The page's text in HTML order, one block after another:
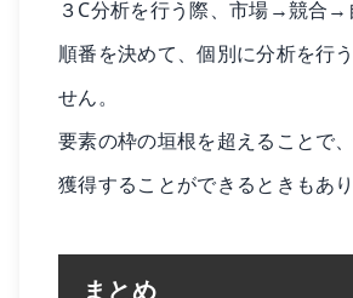
３C分析を行う際、市場→競合→
順番を決めて、個別に分析を行
せん。
要素の枠の垣根を超えることで
獲得することができるときもあり
まとめ